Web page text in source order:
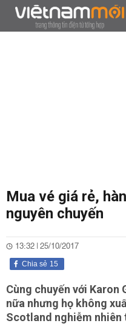
Mua vé giá rẻ,
nguyên chuyến
13:32 | 25/10/2017
15
Chia sẻ
Cùng chuyến với
nữa nhưng họ không
Scotland nghiễm nhiên